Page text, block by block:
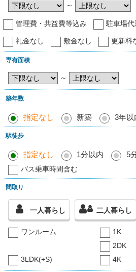
～
管理費・共益費等込み 駐車場代
礼金なし 敷金なし 更新料
専有面積
～
築年数
指定なし 新築 3年以
駅徒歩
指定なし 1分以内 5
バス乗車時間含む
間取り
一人暮らし 二人暮らし
ワンルーム 1K
2DK
3LDK(+S)
4K